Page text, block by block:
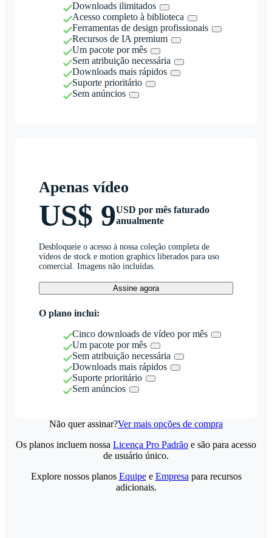
Downloads ilimitados
Acesso completo à biblioteca
Ferramentas de design profissionais
Recursos de IA premium
Um pacote por mês
Sem atribuição necessária
Downloads mais rápidos
Suporte prioritário
Sem anúncios
Apenas vídeo
US$ 9USD por mês faturado
anualmente
Desbloqueie o acesso à nossa coleção completa de
vídeos de stock e motion graphics liberados para uso
comercial. Imagens não incluídas.
Assine agora
O plano inclui:
Cinco downloads de vídeo por mês
Um pacote por mês
Sem atribuição necessária
Downloads mais rápidos
Suporte prioritário
Sem anúncios
Não quer assinar?Ver mais opções de compra
Os planos incluem nossa Licença Pro Padrão e são para acesso
de usuário único.
Explore nossos planos Equipee Empresa para recursos
adicionais.